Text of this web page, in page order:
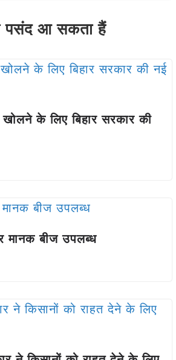
पसंद आ सकता हैं
खोलने के लिए बिहार सरकार की
मानक बीज उपलब्ध